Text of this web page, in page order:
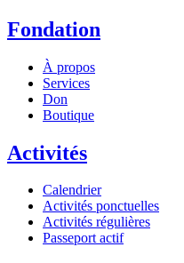
Fondation
À propos
Services
Don
Boutique
Activités
Calendrier
Activités ponctuelles
Activités régulières
Passeport actif